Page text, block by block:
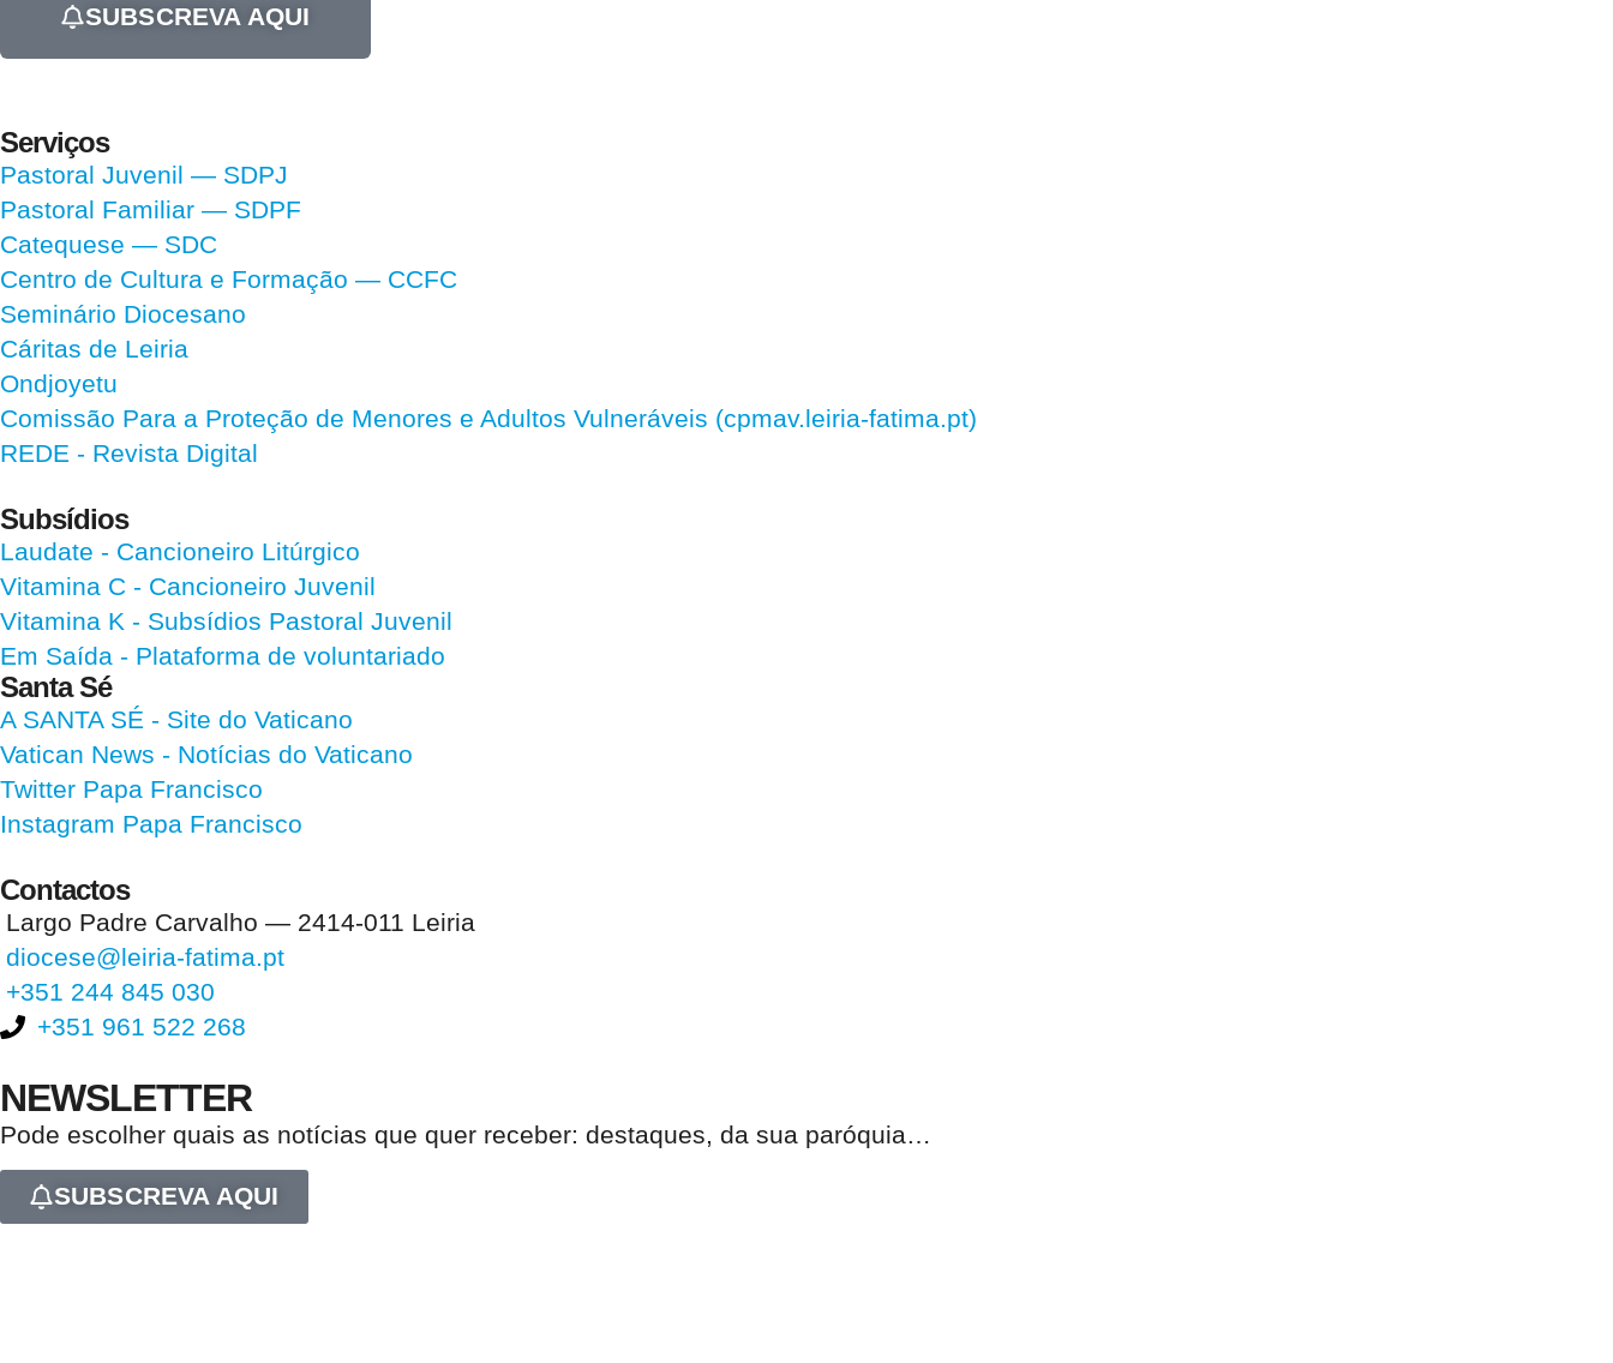
SUBSCREVA AQUI
Serviços
Pastoral Juvenil — SDPJ
Pastoral Familiar — SDPF
Catequese — SDC
Centro de Cultura e Formação — CCFC
Seminário Diocesano
Cáritas de Leiria
Ondjoyetu
Comissão Para a Proteção de Menores e Adultos Vulneráveis (cpmav.leiria-fatima.pt)
REDE - Revista Digital
Subsídios
Laudate - Cancioneiro Litúrgico
Vitamina C - Cancioneiro Juvenil
Vitamina K - Subsídios Pastoral Juvenil
Em Saída - Plataforma de voluntariado
Santa Sé
A SANTA SÉ - Site do Vaticano
Vatican News - Notícias do Vaticano
Twitter Papa Francisco
Instagram Papa Francisco
Contactos
Largo Padre Carvalho — 2414-011 Leiria
diocese@leiria-fatima.pt
+351 244 845 030
+351 961 522 268
NEWSLETTER
Pode escolher quais as notícias que quer receber: destaques, da sua paróquia…
SUBSCREVA AQUI